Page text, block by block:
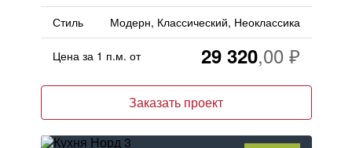
Стиль
Модерн, Классический, Неоклассика
Цена за 1 п.м. от 29 320
Заказать проект